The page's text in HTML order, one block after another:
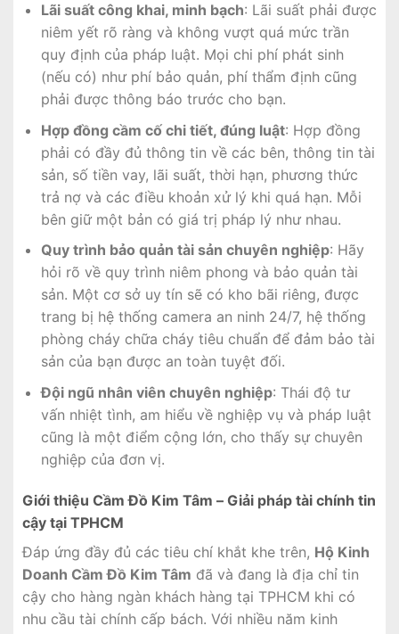
Lãi suất công khai, minh bạch: Lãi suất phải được
niêm yết rõ ràng và không vượt quá mức trần
quy định của pháp luật. Mọi chi phí phát sinh
(nếu có) như phí bảo quản, phí thẩm định cũng
phải được thông báo trước cho bạn.
Hợp đồng cầm cố chi tiết, đúng luật: Hợp đồng
phải có đầy đủ thông tin về các bên, thông tin tài
sản, số tiền vay, lãi suất, thời hạn, phương thức
trả nợ và các điều khoản xử lý khi quá hạn. Mỗi
bên giữ một bản có giá trị pháp lý như nhau.
Quy trình bảo quản tài sản chuyên nghiệp: Hãy
hỏi rõ về quy trình niêm phong và bảo quản tài
sản. Một cơ sở uy tín sẽ có kho bãi riêng, được
trang bị hệ thống camera an ninh 24/7, hệ thống
phòng cháy chữa cháy tiêu chuẩn để đảm bảo tài
sản của bạn được an toàn tuyệt đối.
Đội ngũ nhân viên chuyên nghiệp: Thái độ tư
vấn nhiệt tình, am hiểu về nghiệp vụ và pháp luật
cũng là một điểm cộng lớn, cho thấy sự chuyên
nghiệp của đơn vị.
Giới thiệu Cầm Đồ Kim Tâm – Giải pháp tài chính tin
cậy tại TPHCM
Đáp ứng đầy đủ các tiêu chí khắt khe trên, Hộ Kinh
Doanh Cầm Đồ Kim Tâm đã và đang là địa chỉ tin
cậy cho hàng ngàn khách hàng tại TPHCM khi có
nhu cầu tài chính cấp bách. Với nhiều năm kinh